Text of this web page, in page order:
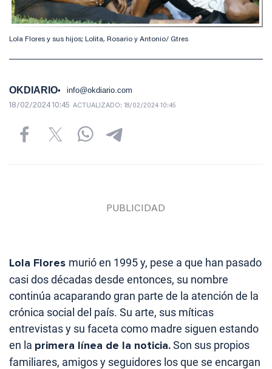
Lola Flores y sus hijos; Lolita, Rosario y Antonio/ Gtres
OKDIARIO info@okdiario.com
18/02/2024 10:45 ACTUALIZADO: 18/02/2024 10:45
Lola Flores murió en 1995 y, pese a que han pasado
casi dos décadas desde entonces, su nombre
continúa acaparando gran parte de la atención de la
crónica social del país. Su arte, sus míticas
entrevistas y su faceta como madre siguen estando
en la primera línea de la noticia.Son sus propios
familiares, amigos y seguidores los que se encargan